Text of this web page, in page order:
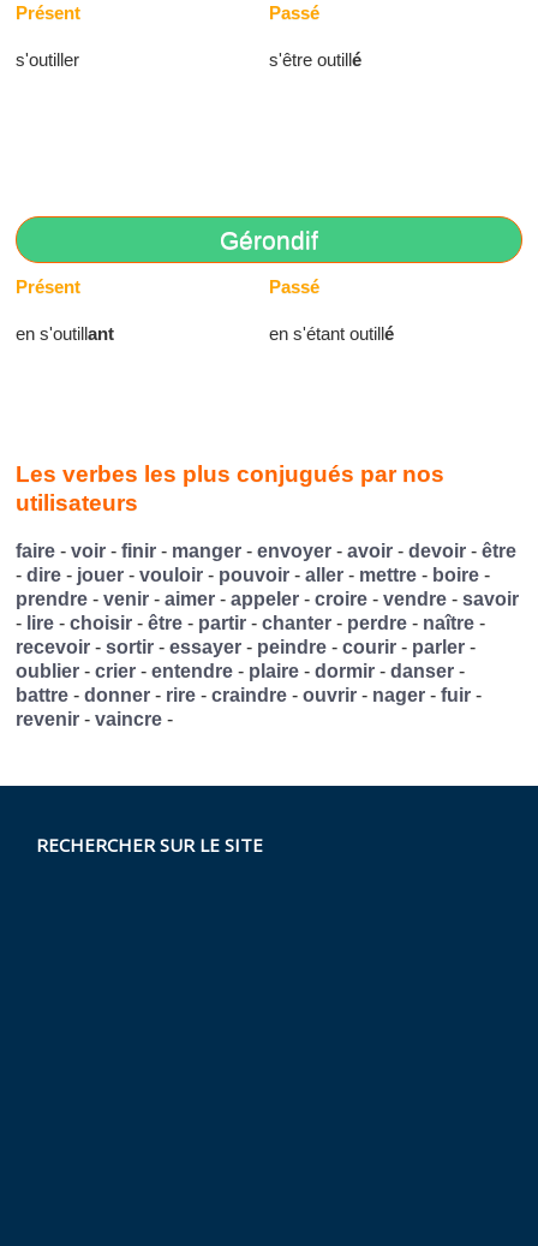
Présent
s'outiller
Passé
s'être outillé
Gérondif
Présent
en s'outillant
Passé
en s'étant outillé
Les verbes les plus conjugués par nos
utilisateurs
faire -voir -finir - manger -envoyer -avoir -devoir -être
-dire - jouer -vouloir - pouvoir -aller - mettre - boire -
prendre -venir -aimer -appeler -croire -vendre -savoir
- lire -choisir -être - partir -chanter - perdre - naître -
recevoir -sortir -essayer - peindre -courir - parler -
oublier -crier -entendre - plaire -dormir -danser -
battre -donner - rire -craindre -ouvrir - nager -fuir -
revenir -vaincre -
RECHERCHER SUR LE SITE